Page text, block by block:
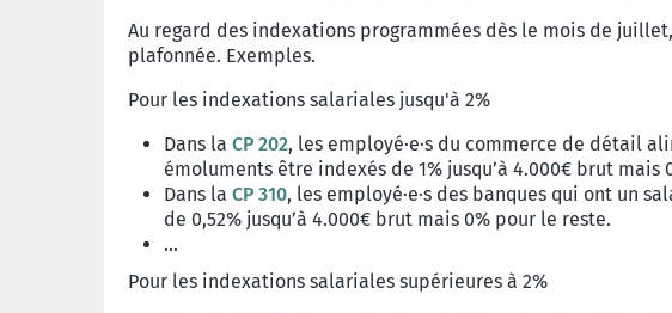
Au regard des indexations programmées dès le mois de
plafonnée. Exemples.
Pour les indexations salariales jusqu'à 2%
Dans la CP 202, les employé·e·s du commerce de détail
émoluments être indexés de 1% jusqu’à 4.000€ brut mais
Dans la CP 310, les employé·e·s des banques qui ont un
de 0,52% jusqu’à 4.000€ brut mais 0% pour le reste.
...
Pour les indexations salariales supérieures à 2%